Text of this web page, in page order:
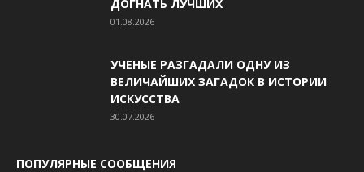
ДОГНАТЬ ЛУЧШИХ
01.08.2026
УЧЕНЫЕ РАЗГАДАЛИ ОДНУ ИЗ
ВЕЛИЧАЙШИХ ЗАГАДОК В ИСТОРИИ
ИСКУССТВА
30.07.2026
ПОПУЛЯРНЫЕ СООБЩЕНИЯ